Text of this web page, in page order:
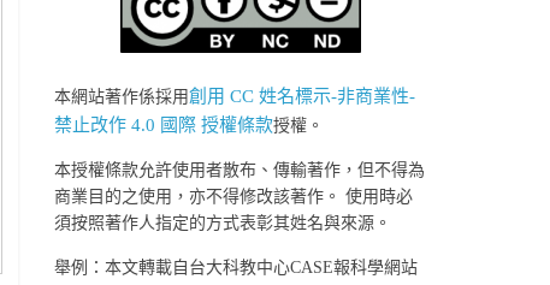
本網站著作係採用創用 CC 姓名標示-非商業性-
禁止改作 4.0 國際 授權條款授權。
本授權條款允許使用者散布、傳輸著作，但不得為
商業目的之使用，亦不得修改該著作。 使用時必
須按照著作人指定的方式表彰其姓名與來源。
舉例：本文轉載自台大科教中心CASE報科學網站